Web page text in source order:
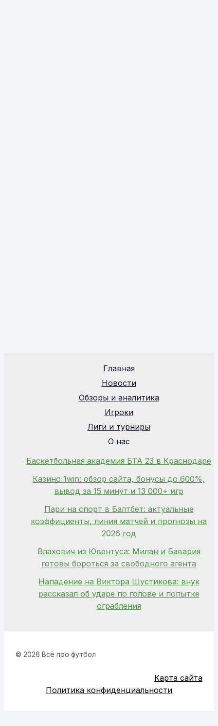
Главная
Новости
Обзоры и аналитика
Игроки
Лиги и турниры
О нас
Баскетбольная академия БТА 23 в Краснодаре
Казино 1win: обзор сайта, бонусы до 600%,
вывод за 15 минут и 13 000+ игр
Пари на спорт в Балтбет: актуальные
коэффициенты, линия матчей и прогнозы на
2026 год
Влахович из Ювентуса: Милан и Бавария
готовы бороться за свободного агента
Нападение на Виктора Шустикова: внук
рассказал об ударе по голове и попытке
ограбления
© 2026 Всё про футбол
Карта сайта
Политика конфиденциальности